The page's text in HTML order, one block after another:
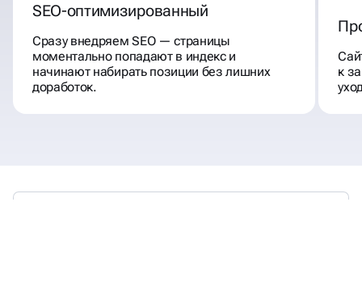
SEO-оптимизированный
Сразу внедряем SEO — страницы
моментально попадают в индекс и
начинают набирать позиции без лишних
доработок.
к